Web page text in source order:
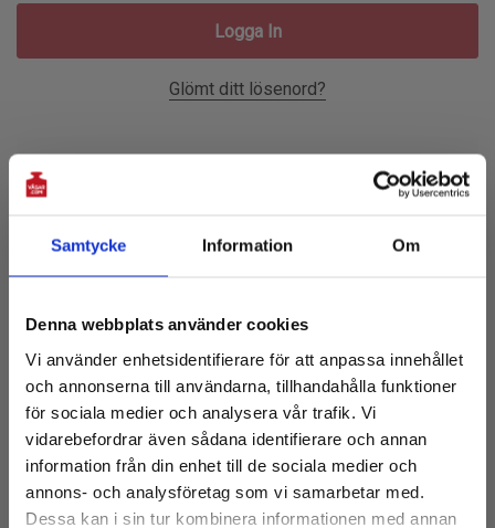
Samtycke Information Om
Denna webbplats använder cookies
Vi använder enhetsidentifierare för att anpassa innehållet
och annonserna till användarna, tillhandahålla funktioner
för sociala medier och analysera vår trafik. Vi
vidarebefordrar även sådana identifierare och annan
information från din enhet till de sociala medier och
annons- och analysföretag som vi samarbetar med.
Dessa kan i sin tur kombinera informationen med annan
Glömt ditt lösenord?
Skapa ett konto hos oss och du kommer att kunna:
Spara flera leveransadresser
Tillgå din orderhistorik
Spåra nya beställningar
Spara artiklar i din önskelista
Få 10% rabatt på första köpet
och tillgång till de senaste nyheterna
E-
post: